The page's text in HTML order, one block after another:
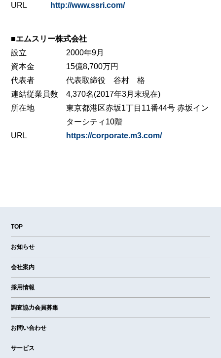
URL
http://www.ssri.com/
■エムスリー株式会社
設立
2000年9月
資本金
15億8,700万円
代表者
代表取締役 谷村 格
連結従業員数
4,370名(2017年3月末現在)
所在地
東京都港区赤坂1丁目11番44号 赤坂イン
ターシティ10階
URL
https://corporate.m3.com/
TOP
お知らせ
会社案内
採用情報
調査協力会員募集
お問い合わせ
サービス